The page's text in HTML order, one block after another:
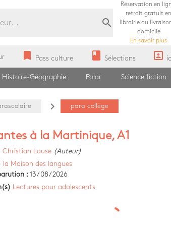
search
Réservation en
retrait gratuit en
librairie ou
domicile
En savoir plus
bookmark Pass culture book Sélections portrait
Histoire-Géographie Polar Science fiction
navigate_next para collège
à la Martinique, A1
Christian Lause (Auteur)
la Maison des langues
: 13/08/2026
Lectures pour adolescents